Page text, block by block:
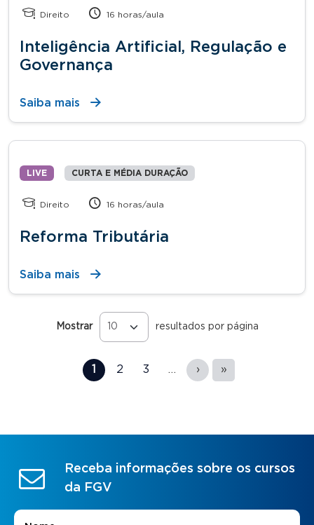
Direito 16 horas/aula
Inteligência Artificial, Regulação e
Governança
Saiba mais
LIVE CURTA E MÉDIA DURAÇÃO
Direito 16 horas/aula
Reforma Tributária
Saiba mais
Mostrar resultados por página
1 2 3 … › »
Receba informações sobre os cursos
da FGV
Nome